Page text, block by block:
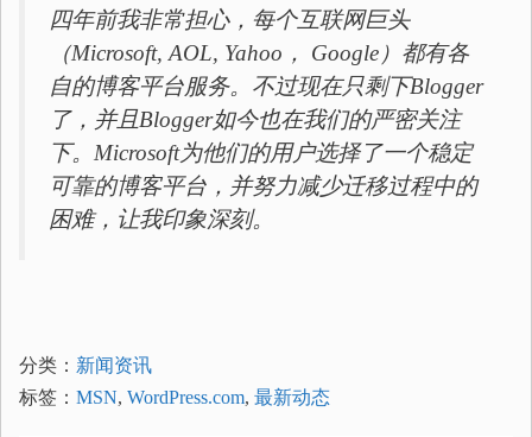
四年前我非常担心，每个互联网巨头
（Microsoft, AOL, Yahoo， Google）都有各
自的博客平台服务。不过现在只剩下Blogger
了，并且Blogger如今也在我们的严密关注
下。Microsoft为他们的用户选择了一个稳定
可靠的博客平台，并努力减少迁移过程中的
困难，让我印象深刻。
分类： 新闻资讯
标签： MSN, WordPress.com, 最新动态